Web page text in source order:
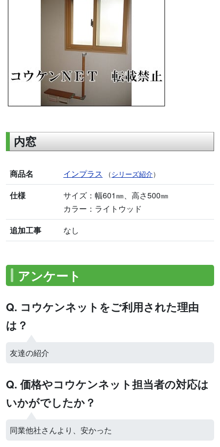
内窓
商品名 インプラス （シリーズ紹介）
仕様
サイズ：幅601㎜、高さ500㎜
カラー：ライトウッド
追加工事
なし
アンケート
Q. コウケンネットをご利用された理由
は？
友達の紹介
Q. 価格やコウケンネット担当者の対応は
いかがでしたか？
同業他社さんより、安かった